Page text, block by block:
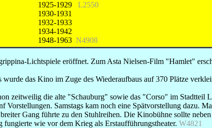
1925-1929 L2550
1930-1931
1932-1933
1934-1942
1948-1963 N4908
Lichtspiele eröffnet. Zum Asta Nielsen-Film "Hamlet"
das Kino im Zuge des Wiederaufbaus auf 370 Plätze
zeitweilig die alte "Schauburg" sowie das "Corso" im
Samstags kam noch eine Spätvorstellung dazu.
Gang führte zu den Stuhlreihen. Die Kinobühne sollte
wie vor dem Krieg als Erstaufführungstheater. W4821